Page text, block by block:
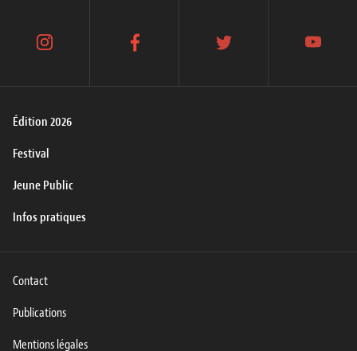
Édition 2026
Festival
Jeune Public
Infos pratiques
instagram facebook twitter youtube
Contact
Publications
Mentions légales